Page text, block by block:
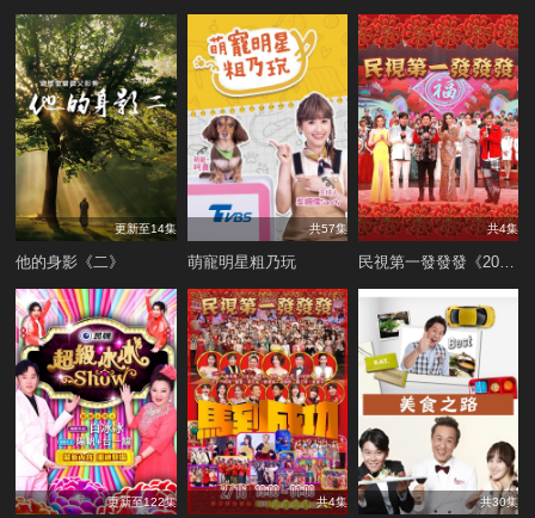
更新至14集
他的身影《二》
共57集
萌寵明星粗乃玩
共4集
民視第一發發發《2022》
更新至122集 共4集 共30集